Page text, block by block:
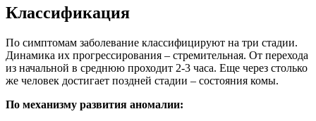
Классификация
По симптомам заболевание классифицируют на три стадии.
Динамика их прогрессирования – стремительная. От перехода
из начальной в среднюю проходит 2-3 часа. Еще через столько
же человек достигает поздней стадии – состояния комы.
По механизму развития аномалии: